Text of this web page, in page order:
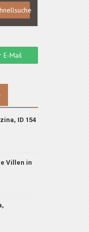
E-Mail
ID 154
Villen in
See,